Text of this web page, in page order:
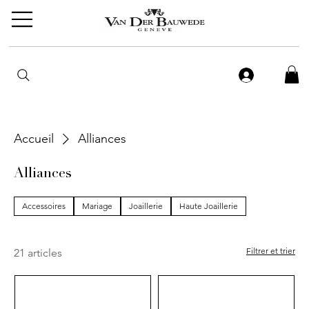
Accueil Alliances
Alliances
Accessoires Mariage Joaillerie Haute Joaillerie
21 articles Filtrer et trier